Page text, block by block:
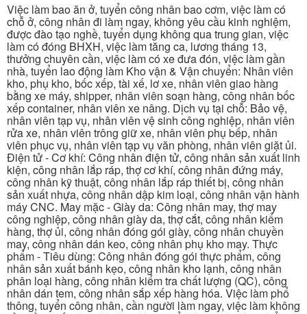
Việc làm bao ăn ở, tuyển công nhân bao cơm, việc làm có
chỗ ở, công nhân đi làm ngay, không yêu cầu kinh nghiệm,
được đào tạo nghề, tuyển dụng không qua trung gian, việc
làm có đóng BHXH, việc làm tăng ca, lương tháng 13,
thưởng chuyên cần, việc làm có xe đưa đón, việc làm gần
nhà, tuyển lao động làm Kho vận & Vận chuyển: Nhân viên
kho, phụ kho, bốc xếp, tài xế, lơ xe, nhân viên giao hàng
bằng xe máy, shipper, nhân viên soạn hàng, công nhân bốc
xếp container, nhân viên xe nâng. Dịch vụ tại chỗ: Bảo vệ,
nhân viên tạp vụ, nhân viên vệ sinh công nghiệp, nhân viên
rửa xe, nhân viên trông giữ xe, nhân viên phụ bếp, nhân
viên phục vụ, nhân viên tạp vụ văn phòng, nhân viên giặt ủi.
Điện tử - Cơ khí: Công nhân điện tử, công nhân sản xuất linh
kiện, công nhân lắp ráp, thợ cơ khí, công nhân đứng máy,
công nhân kỹ thuật, công nhân lắp ráp thiết bị, công nhân
sản xuất nhựa, công nhân dập kim loại, công nhân vận hành
máy CNC. May mặc - Giày da: Công nhân may, thợ may
công nghiệp, công nhân giày da, thợ cắt, công nhân kiểm
hàng, thợ ủi, công nhân đóng gói giày, công nhân chuyền
may, công nhân dán keo, công nhân phụ kho may. Thực
phẩm - Tiêu dùng: Công nhân đóng gói thực phẩm, công
nhân sản xuất bánh kẹo, công nhân kho lạnh, công nhân
phân loại hàng, công nhân kiểm tra chất lượng (QC), công
nhân dán tem, công nhân sắp xếp hàng hóa. Việc làm phổ
thông, tuyển công nhân, cần người làm ngay, việc làm không